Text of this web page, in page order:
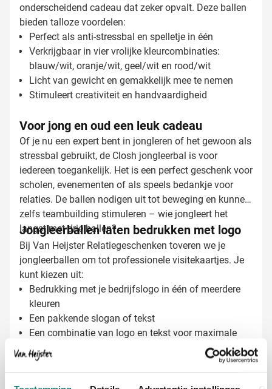
onderscheidend cadeau dat zeker opvalt. Deze ballen
bieden talloze voordelen:
Perfect als anti-stressbal en spelletje in één
Verkrijgbaar in vier vrolijke kleurcombinaties:
blauw/wit, oranje/wit, geel/wit en rood/wit
Licht van gewicht en gemakkelijk mee te nemen
Stimuleert creativiteit en handvaardigheid
Voor jong en oud een leuk cadeau
Of je nu een expert bent in jongleren of het gewoon als
stressbal gebruikt, de Closh jongleerbal is voor
iedereen toegankelijk. Het is een perfect geschenk voor
scholen, evenementen of als speels bedankje voor
relaties. De ballen nodigen uit tot beweging en kunnen
zelfs teambuilding stimuleren – wie jongleert het
langst met drie ballen?
Jongleerballen laten bedrukken met logo
Bij Van Heijster Relatiegeschenken toveren we je
jongleerballen om tot professionele visitekaartjes. Je
kunt kiezen uit:
Bedrukking met je bedrijfslogo in één of meerdere
kleuren
Een pakkende slogan of tekst
Een combinatie van logo en tekst voor maximale
zichtbaarheid